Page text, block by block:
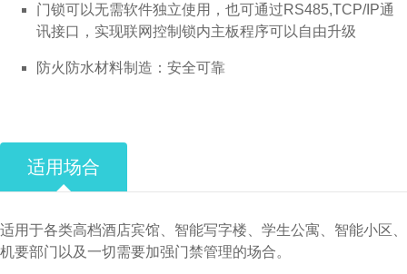
门锁可以无需软件独立使用，也可通过RS485,TCP/IP通
讯接口，实现联网控制锁内主板程序可以自由升级
防火防水材料制造：安全可靠
适用场合
适用于各类高档酒店宾馆、智能写字楼、学生公寓、智能小区、
机要部门以及一切需要加强门禁管理的场合。